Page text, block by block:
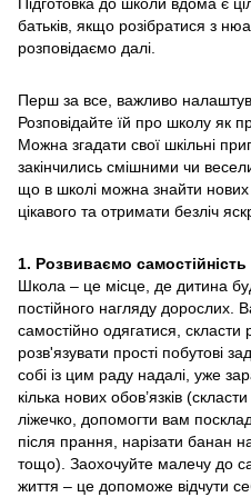
Підготовка до школи вдома є
батьків, якщо розібратися з
розповідаємо далі.
Перш за все, важливо
Розповідайте їй про школу як
Можна згадати свої шкільні
закінчились смішними чи
що в школі можна знайти нових
цікавого та отримати безліч
1. Розвиваємо самостійність
Школа – це місце, де дитина
постійного нагляду
самостійно одягатися,
розв'язувати прості побутові
собі із цим раду надалі, уже
кілька нових обов’язків
ліжечко, допомогти вам
після прання, нарізати банан
тощо). Заохочуйте малечу до
життя – це допоможе відчути